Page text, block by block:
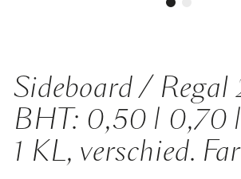
Sideboard / Regal
BHT: 0,50 | 0,70
1 KL, verschied.